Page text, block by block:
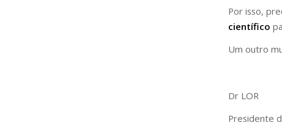
Por isso,
científico
Um outro
Dr LOR
Presidente